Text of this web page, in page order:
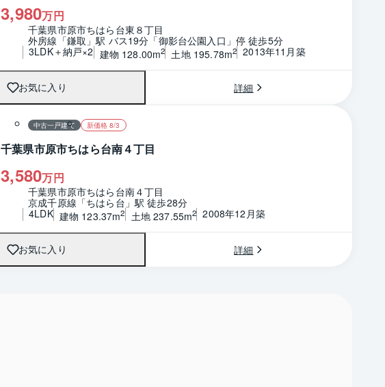
3,980万円
千葉県市原市ちはら台東８丁目
外房線「鎌取」駅 バス19分「御影台公園入口」停 徒歩5分
3LDK＋納戸×2 建物 128.00m2 土地 195.78m2 2013年11月築
お気に入り 詳細
中古一戸建て 新価格 8/3
千葉県市原市ちはら台南４丁目
3,580万円
千葉県市原市ちはら台南４丁目
京成千原線「ちはら台」駅 徒歩28分
4LDK 建物 123.37m2 土地 237.55m2 2008年12月築
お気に入り 詳細